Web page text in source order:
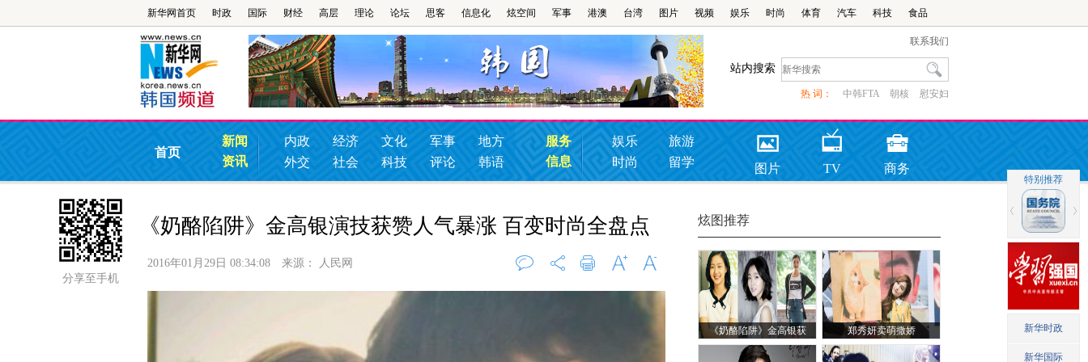
新华网首页 时政 国际 财经 高层 理论 论坛 思客 信息化 炫空间 军事 港澳 台湾 图片 视频 娱乐 时尚 体育 汽车 科技 食品
联系我们
站内搜索
热 词： 中韩FTA 朝核 慰安妇
首页
新闻
资讯
内政 经济 文化 军事
地方
外交
社会 科技 评论 韩语
服务
信息
娱乐
旅游
时尚
留学 图片 TV 商务
分享至手机
炫图推荐
《奶酪陷阱》金高银获
赞
郑秀妍卖萌撒娇
《奶酪陷阱》金高银演技获赞人气暴涨 百变时尚全盘点
2016年01月29日 08:34:08 来源： 人民网